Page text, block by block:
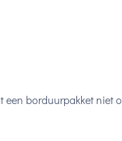
een borduurpakket niet